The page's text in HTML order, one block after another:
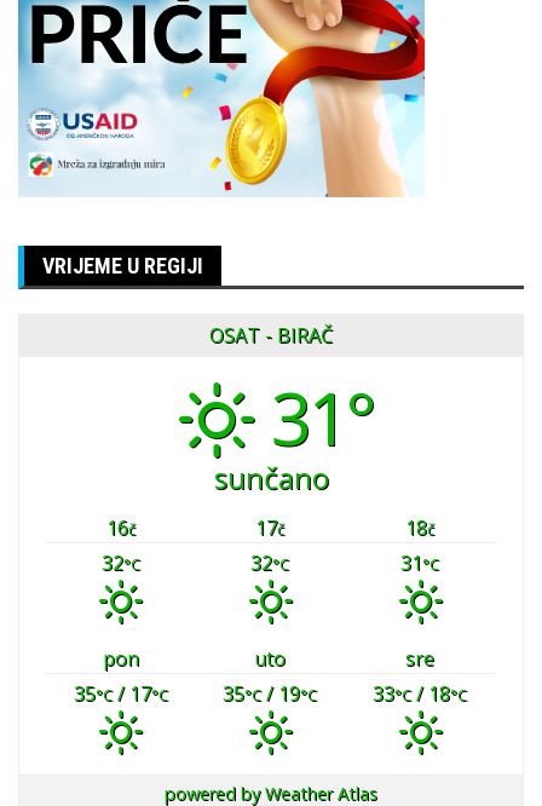
VRIJEME U REGIJI
OSAT - BIRAČ
31°
sunčano
16č 17č 18č
32°C 32°C 31°C
pon uto
sre
35°C/ 17°C 35°C/ 19°C 33°C/ 18°C
powered byWeather Atlas